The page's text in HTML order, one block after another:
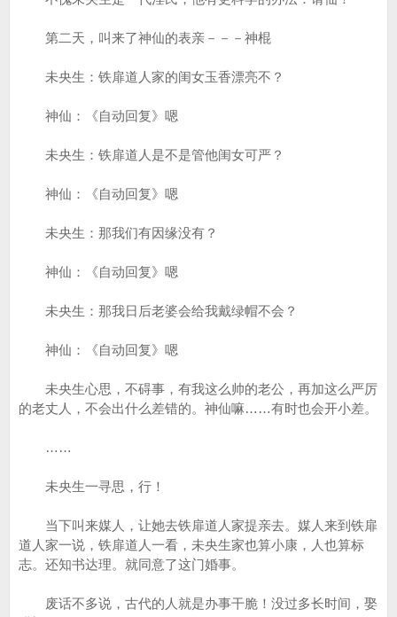
第二天，叫来了神仙的表亲－－－神棍
未央生：铁扉道人家的闺女玉香漂亮不？
神仙：《自动回复》嗯
未央生：铁扉道人是不是管他闺女可严？
神仙：《自动回复》嗯
未央生：那我们有因缘没有？
神仙：《自动回复》嗯
未央生：那我日后老婆会给我戴绿帽不会？
神仙：《自动回复》嗯
未央生心思，不碍事，有我这么帅的老公，再加这么严厉
的老丈人，不会出什么差错的。神仙嘛……有时也会开小差。
……
未央生一寻思，行！
当下叫来媒人，让她去铁扉道人家提亲去。媒人来到铁扉
道人家一说，铁扉道人一看，未央生家也算小康，人也算标
志。还知书达理。就同意了这门婚事。
废话不多说，古代的人就是办事干脆！没过多长时间，娶